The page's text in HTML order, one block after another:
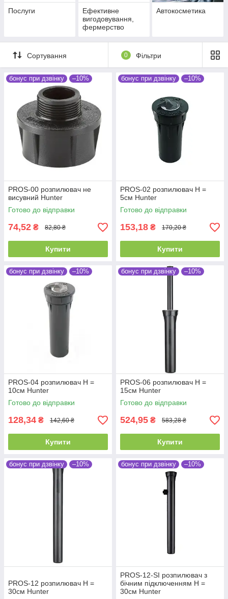
Послуги
Ефективне
вигодовування,
фермерство
Автокосметика
Сортування 0 Фільтри
бонус при дзвінку –10%
PROS-00 розпилювач не
висувний Hunter
Готово до відправки
74,52 ₴ 82,80 ₴
Купити
бонус при дзвінку –10%
PROS-02 розпилювач Н =
5см Hunter
Готово до відправки
153,18 ₴ 170,20 ₴
Купити
бонус при дзвінку –10%
PROS-04 розпилювач Н =
10см Hunter
Готово до відправки
128,34 ₴ 142,60 ₴
Купити
бонус при дзвінку –10%
PROS-06 розпилювач Н =
15см Hunter
Готово до відправки
524,95 ₴ 583,28 ₴
Купити
бонус при дзвінку –10%
PROS-12 розпилювач Н =
30см Hunter
бонус при дзвінку –10%
PROS-12-SI розпилювач з
бічним підключенням Н =
30см Hunter